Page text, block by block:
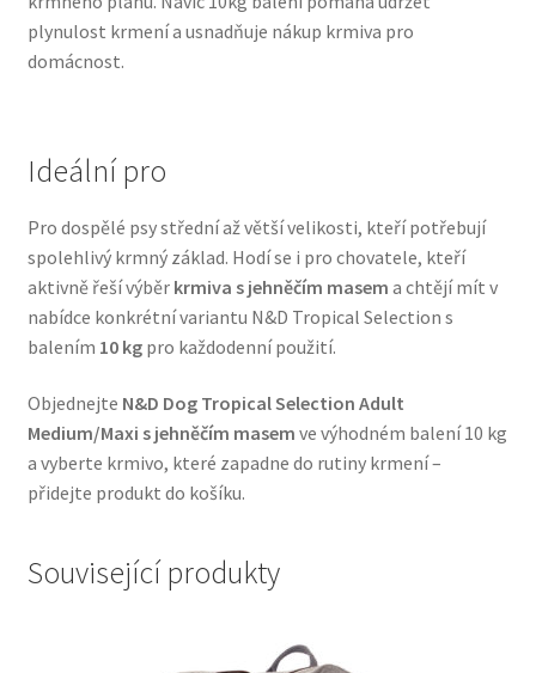
plynulost krmení a usnadňuje nákup krmiva pro
domácnost.
Ideální pro
Pro dospělé psy střední až větší velikosti, kteří potřebují
spolehlivý krmný základ. Hodí se i pro chovatele, kteří
aktivně řeší výběr krmiva s jehněčím masem a chtějí mít v
nabídce konkrétní variantu N&D Tropical Selection s
balením 10 kgpro každodenní použití.
Objednejte N&D Dog Tropical Selection Adult
Medium/Maxi s jehněčím masem ve výhodném balení 10 kg
a vyberte krmivo, které zapadne do rutiny krmení –
přidejte produkt do košíku.
Související produkty